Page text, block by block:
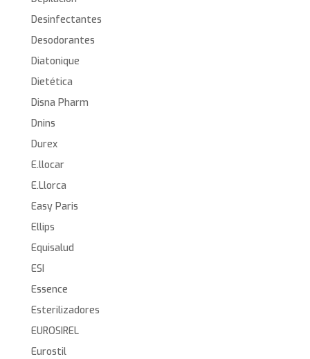
Desinfectantes
Desodorantes
Diatonique
Dietética
Disna Pharm
Dnins
Durex
E.llocar
E.Llorca
Easy Paris
Ellips
Equisalud
ESI
Essence
Esterilizadores
EUROSIREL
Eurostil